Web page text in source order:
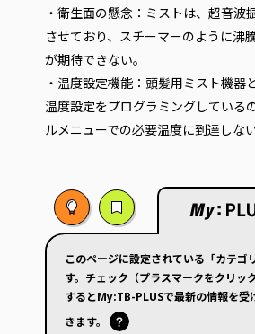
・衛生面の懸念：ミストは、超音波
させており、スチーマーのように沸
が期待できない。
・温度設定機能：頭髪用ミスト機器
温度設定をプログラミングしている
ルメニューでの必要温度に到達しない
このページに設定されている「カテゴ
す。チェック（プラスマークをクリッ
するとMy:TB-PLUSで最新の情報を受
きます。